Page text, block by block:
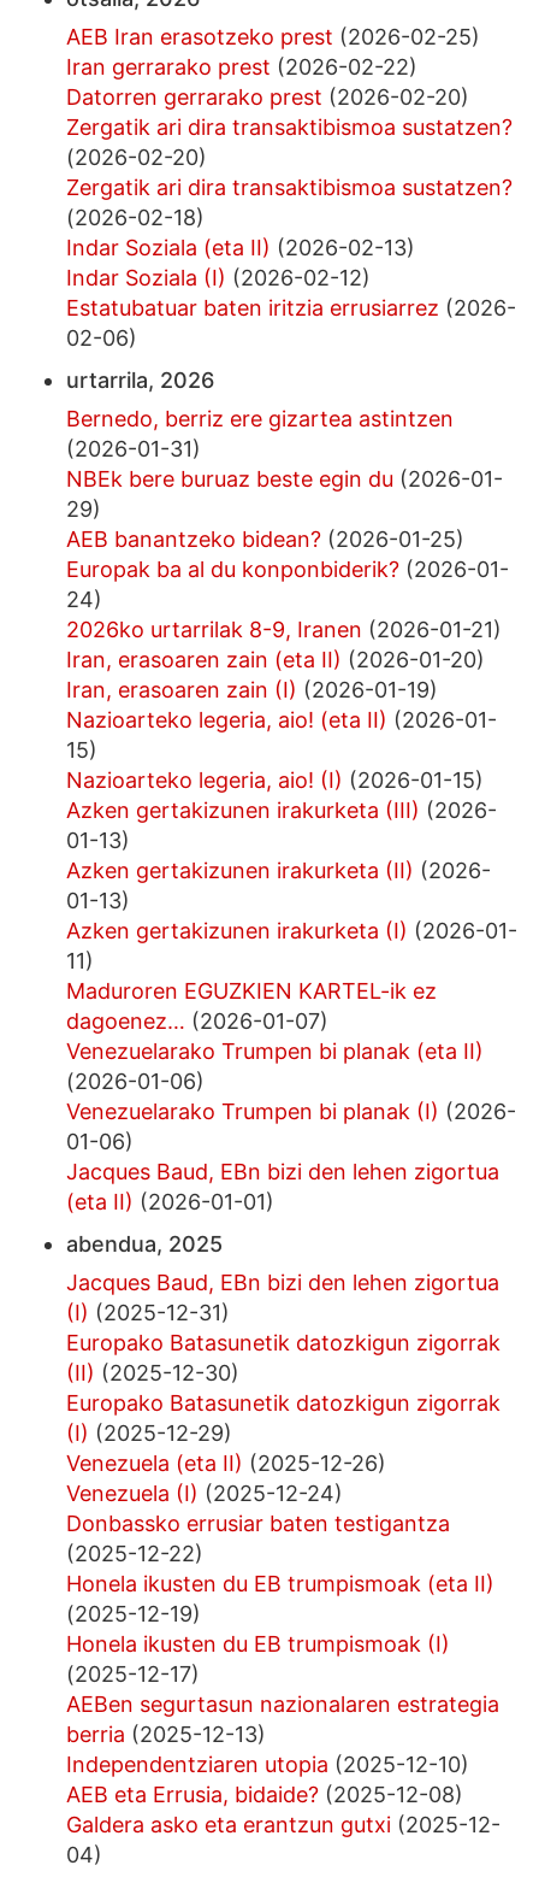
AEB Iran erasotzeko prest (2026-02-25)
Iran gerrarako prest (2026-02-22)
Datorren gerrarako prest (2026-02-20)
Zergatik ari dira transaktibismoa sustatzen?
(2026-02-20)
Zergatik ari dira transaktibismoa sustatzen?
(2026-02-18)
Indar Soziala (eta II) (2026-02-13)
Indar Soziala (I) (2026-02-12)
Estatubatuar baten iritzia errusiarrez (2026-
02-06)
urtarrila, 2026
Bernedo, berriz ere gizartea astintzen
(2026-01-31)
NBEk bere buruaz beste egin du (2026-01-
29)
AEB banantzeko bidean? (2026-01-25)
Europak ba al du konponbiderik? (2026-01-
24)
2026ko urtarrilak 8-9, Iranen (2026-01-21)
Iran, erasoaren zain (eta II) (2026-01-20)
Iran, erasoaren zain (I) (2026-01-19)
Nazioarteko legeria, aio! (eta II) (2026-01-
15)
Nazioarteko legeria, aio! (I) (2026-01-15)
Azken gertakizunen irakurketa (III) (2026-
01-13)
Azken gertakizunen irakurketa (II) (2026-
01-13)
Azken gertakizunen irakurketa (I) (2026-01-
11)
Maduroren EGUZKIEN KARTEL-ik ez
dagoenez… (2026-01-07)
Venezuelarako Trumpen bi planak (eta II)
(2026-01-06)
Venezuelarako Trumpen bi planak (I) (2026-
01-06)
Jacques Baud, EBn bizi den lehen zigortua
(eta II) (2026-01-01)
abendua, 2025
Jacques Baud, EBn bizi den lehen zigortua
(I) (2025-12-31)
Europako Batasunetik datozkigun zigorrak
(II) (2025-12-30)
Europako Batasunetik datozkigun zigorrak
(I) (2025-12-29)
Venezuela (eta II) (2025-12-26)
Venezuela (I) (2025-12-24)
Donbassko errusiar baten testigantza
(2025-12-22)
Honela ikusten du EB trumpismoak (eta II)
(2025-12-19)
Honela ikusten du EB trumpismoak (I)
(2025-12-17)
AEBen segurtasun nazionalaren estrategia
berria (2025-12-13)
Independentziaren utopia (2025-12-10)
AEB eta Errusia, bidaide? (2025-12-08)
Galdera asko eta erantzun gutxi (2025-12-
04)